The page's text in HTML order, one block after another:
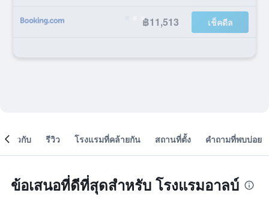
฿11,513 เช็คดีล
เกี่ยวกับ รีวิว โรงแรมที่คล้ายกัน สถานที่ตั้ง คำถามที่พบบ่อย
ข้อเสนอที่ดีที่สุดสำหรับ โรงแรมอาลบ์